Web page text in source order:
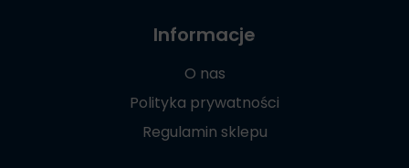
Informacje
O nas
Polityka prywatności
Regulamin sklepu